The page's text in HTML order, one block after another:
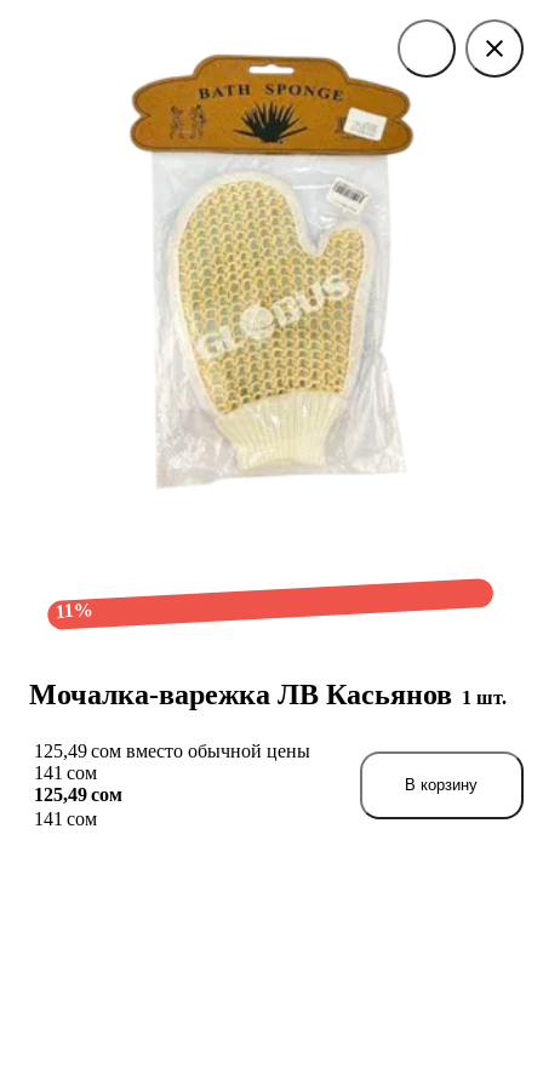
Мочалка-варежка ЛВ Касьянов 1 шт.
11%
125,49 сом вместо обычной цены
141 сом
125,49 сом
141 сом
В корзину